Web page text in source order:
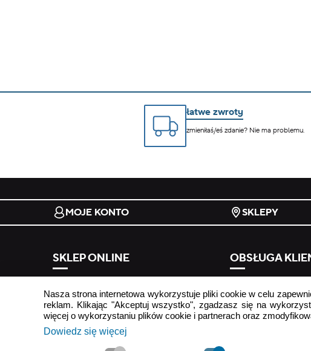
łatwe zwroty
zmieniłaś/eś zdanie? Nie ma problemu.
MOJE KONTO SKLEPY
SKLEP ONLINE
formy płatności
koszty i terminy dostawy
tabela rozmiarów
OBSŁUGA
najczęściej
kontakt
Nasza strona internetowa wykorzystuje pliki cookie w celu
reklam. Klikając "Akceptuj wszystko", zgadzasz się na
więcej o wykorzystaniu plików cookie i partnerach oraz
Dowiedz się więcej